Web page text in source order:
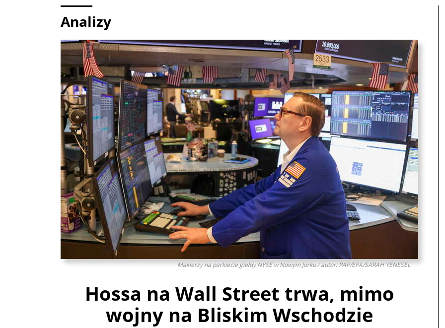
Analizy
Maklerzy na parkiecie giełdy NYSE w Nowym Jorku / autor: PAP/EPA/SARAH YENESEL
Hossa na Wall Street trwa, mimo
wojny na Bliskim Wschodzie